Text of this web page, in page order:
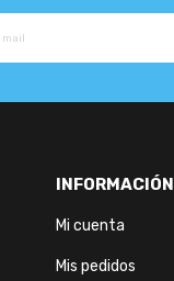
INFORMACIÓN
Mi cuenta
Mis pedidos